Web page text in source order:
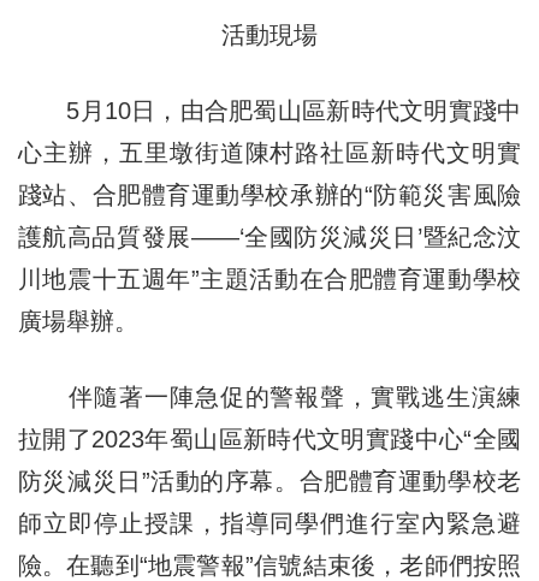
活動現場
5月10日，由合肥蜀山區新時代文明實踐中
心主辦，五里墩街道陳村路社區新時代文明實
踐站、合肥體育運動學校承辦的“防範災害風險
護航高品質發展——‘全國防災減災日’暨紀念汶
川地震十五週年”主題活動在合肥體育運動學校
廣場舉辦。
伴隨著一陣急促的警報聲，實戰逃生演練
拉開了2023年蜀山區新時代文明實踐中心“全國
防災減災日”活動的序幕。合肥體育運動學校老
師立即停止授課，指導同學們進行室內緊急避
險。在聽到“地震警報”信號結束後，老師們按照